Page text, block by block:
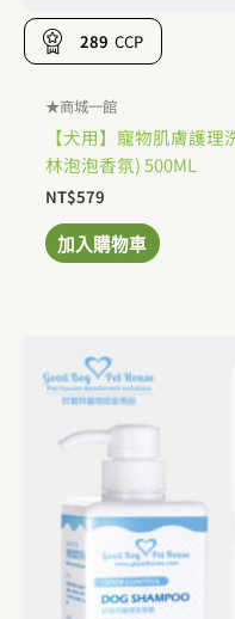
289 CCP
★商城一館
【犬用】寵物肌膚護
林泡泡香氛) 500ML
NT$579
加入購物車